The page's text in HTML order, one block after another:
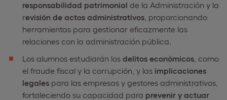
responsabilidad patrimonial de la Administración y la
revisión de actos administrativos , proporcionando
herramientas para gestionar eficazmente las
relaciones con la administración pública.
Los alumnos estudiarán los delitos económicos , como
el fraude fiscal y la corrupción, y las implicaciones
legales para las empresas y gestores administrativos,
fortaleciendo su capacidad para prevenir y actuar